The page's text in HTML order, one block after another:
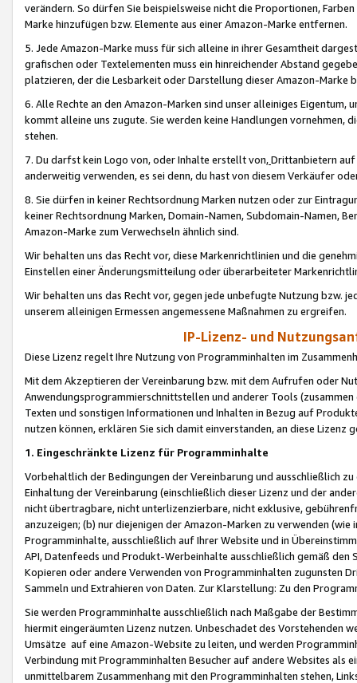
verändern. So dürfen Sie beispielsweise nicht die Proportionen,
Marke hinzufügen bzw. Elemente aus einer Amazon-Marke entfernen.
5. Jede Amazon-Marke muss für sich alleine in ihrer Gesamtheit
grafischen oder Textelementen muss ein hinreichender Abstand
platzieren, der die Lesbarkeit oder Darstellung dieser Amazon-Marke
6. Alle Rechte an den Amazon-Marken sind unser alleiniges
kommt alleine uns zugute. Sie werden keine Handlungen vornehmen,
stehen.
7. Du darfst kein Logo von, oder Inhalte erstellt von,Drittanbietern auf
anderweitig verwenden, es sei denn, du hast von diesem Verkäufer
8. Sie dürfen in keiner Rechtsordnung Marken nutzen oder zur
keiner Rechtsordnung Marken, Domain-Namen, Subdomain-Namen,
Amazon-Marke zum Verwechseln ähnlich sind.
Wir behalten uns das Recht vor, diese Markenrichtlinien und die
Einstellen einer Änderungsmitteilung oder überarbeiteter
Wir behalten uns das Recht vor, gegen jede unbefugte Nutzung bzw.
unserem alleinigen Ermessen angemessene Maßnahmen zu ergreifen.
IP-Lizenz- und
Diese Lizenz regelt Ihre Nutzung von Programminhalten im
Mit dem Akzeptieren der Vereinbarung bzw. mit dem Aufrufen oder
Anwendungsprogrammierschnittstellen und anderer Tools (zusammen
Texten und sonstigen Informationen und Inhalten in Bezug auf
nutzen können, erklären Sie sich damit einverstanden, an diese Lizenz
1. Eingeschränkte Lizenz für Programminhalte
Vorbehaltlich der Bedingungen der Vereinbarung und ausschließlich
Einhaltung der Vereinbarung (einschließlich dieser Lizenz und der
nicht übertragbare, nicht unterlizenzierbare, nicht exklusive,
anzuzeigen; (b) nur diejenigen der Amazon-Marken zu verwenden
Programminhalte, ausschließlich auf Ihrer Website und in
API, Datenfeeds und Produkt-Werbeinhalte ausschließlich gemäß
Kopieren oder andere Verwenden von Programminhalten zugunsten
Sammeln und Extrahieren von Daten. Zur Klarstellung: Zu den
Sie werden Programminhalte ausschließlich nach Maßgabe der
hiermit eingeräumten Lizenz nutzen. Unbeschadet des Vorstehenden
Umsätze auf eine Amazon-Website zu leiten, und werden
Verbindung mit Programminhalten Besucher auf andere Websites als
unmittelbarem Zusammenhang mit den Programminhalten stehen,